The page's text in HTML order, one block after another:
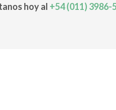
hoy al +54 (011) 3986-